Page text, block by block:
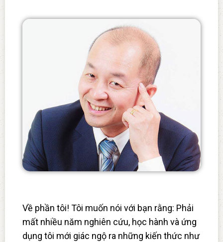
Về phần tôi! Tôi muốn nói với bạn rằng: Phải
mất nhiều năm nghiên cứu, học hành và ứng
dụng tôi mới giác ngộ ra những kiến thức như